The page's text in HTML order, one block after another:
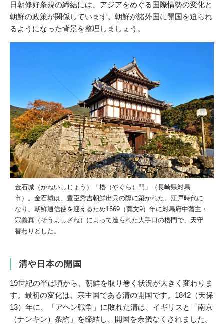
日朝修好条規の締結には、アジアをめぐる国際情勢の変化と
朝鮮の政策が関係しています。朝鮮が諸外国に開国を迫られ
るようになった背景を整理しましょう。
金石城（かねいしじょう）「櫓（やぐら）門」（長崎県対馬
市）。金石城は、豊臣秀吉朝鮮出兵の際に築かれた。江戸時代に
なり、朝鮮通信使を迎えるため1669（寛文9）年に対馬府中藩主・
宗義真（そうよしざね）によって造られた大手口の櫓門で、天守
替わりとした。
清や日本の開国
19世紀の半ば頃から、朝鮮を取り巻く状況が大きく変わりま
す。最初の変化は、宗主国である清の開国です。1842（天保
13）年に、「アヘン戦争」に敗れた清は、イギリスと「南京
（ナンキン）条約」を締結し、開国を余儀なくされました。